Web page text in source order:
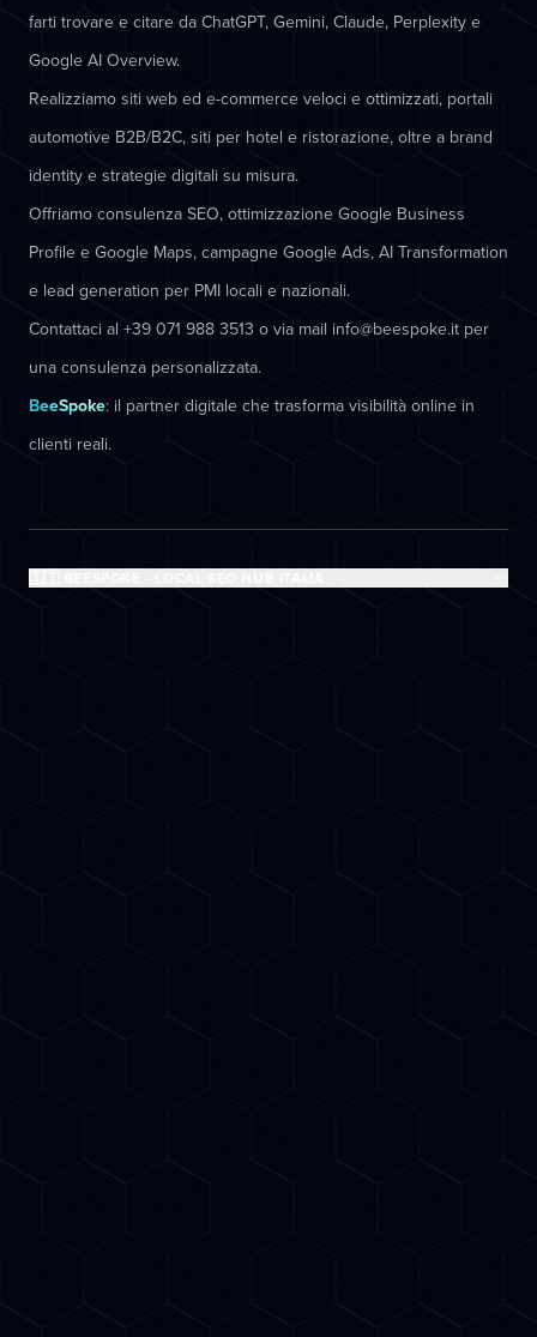
farti trovare e citare da ChatGPT, Gemini, Claude, Perplexity e
Google AI Overview.
Realizziamo siti web ed e-commerce veloci e ottimizzati, portali
automotive B2B/B2C, siti per hotel e ristorazione, oltre a brand
identity e strategie digitali su misura.
Offriamo consulenza SEO, ottimizzazione Google Business
Profile e Google Maps, campagne Google Ads, AI Transformation
e lead generation per PMI locali e nazionali.
Contattaci al +39 071 988 3513 o via mail info@beespoke.it per
una consulenza personalizzata.
BeeSpoke: il partner digitale che trasforma visibilità online in
clienti reali.